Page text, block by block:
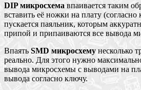
DIP микросхема впаивается таким
вставить её ножки на плату
пускается паяльник, которым
припой и припаиваются все вывода
Впаять SMD микросхему несколько
реально. Для этого нужно
вывода микросхемы с выводами на
вывода согласно ключу.